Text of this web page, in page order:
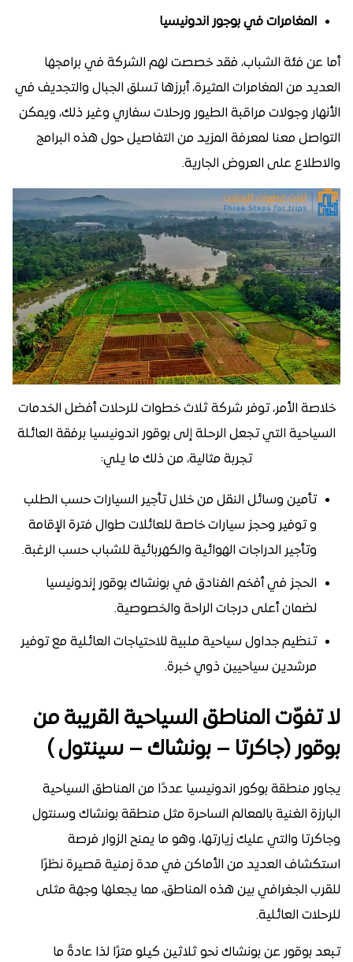
المغامرات في بوجور اندونيسيا
أما عن فئة الشباب، فقد خصصت لهم الشركة في برامجها
العديد من المغامرات المثيرة، أبرزها تسلق الجبال والتجديف في
الأنهار وجولات مراقبة الطيور ورحلات سفاري وغير ذلك، ويمكن
التواصل معنا لمعرفة المزيد من التفاصيل حول هذه البرامج
والاطلاع على العروض الجارية.
خلاصة الأمر، توفر شركة ثلاث خطوات للرحلات أفضل الخدمات
السياحية التي تجعل الرحلة إلى بوقور اندونيسيا برفقة العائلة
تجربة مثالية، من ذلك ما يلي:
تأمين وسائل النقل من خلال تأجير السيارات حسب الطلب
و توفير وحجز سيارات خاصة للعائلات طوال فترة الإقامة
وتأجير الدراجات الهوائية والكهربائية للشباب حسب الرغبة.
الحجز في أفخم الفنادق في بونشاك بوقور إندونيسيا
لضمان أعلى درجات الراحة والخصوصية.
تنظيم جداول سياحية ملبية للاحتياجات العائلية مع توفير
مرشدين سياحيين ذوي خبرة.
لا تفوّت المناطق السياحية القريبة من
بوقور (جاكرتا – بونشاك – سينتول )
يجاور منطقة بوكور اندونيسيا عددًا من المناطق السياحية
البارزة الغنية بالمعالم الساحرة مثل منطقة بونشاك وسنتول
وجاكرتا والتي عليك زيارتها، وهو ما يمنح الزوار فرصة
استكشاف العديد من الأماكن في مدة زمنية قصيرة نظرًا
للقرب الجغرافي بين هذه المناطق، مما يجعلها وجهة مثلى
للرحلات العائلية.
تبعد بوقور عن بونشاك نحو ثلاثين كيلو مترًا لذا عادةً ما